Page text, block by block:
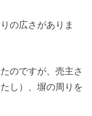
の広さがありま
のですが、売主さ
し）、塀の周りを